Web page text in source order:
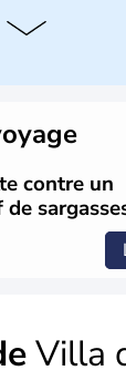
et le
contre un
Villa